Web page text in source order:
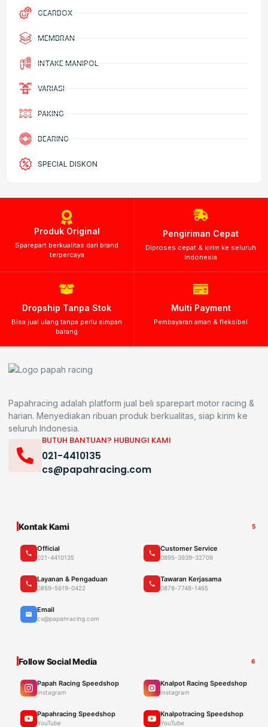
GEARBOX
MEMBRAN
INTAKE MANIPOL
VARIASI
PAKING
BEARING
SPECIAL DISKON
Produk Original
Sparepart berkualitas dari brand
terpercaya
Pengiriman Cepat
Diproses cepat & kirim ke seluruh
Indonesia
Dropship Tanpa Stok
Bisa jual ulang tanpa perlu simpan
barang
Multi Payment
Pembayaran aman & fleksibel
Papahracing adalah platform jual beli sparepart motor racing &
harian. Menyediakan ribuan produk berkualitas, siap kirim ke
seluruh Indonesia.
BUTUH BANTUAN? HUBUNGI KAMI
021-4410135
cs@papahracing.com
Kontak Kami 5
Official
021-4410135
Customer Service
0895-3939-32709
Layanan & Pengaduan
0859-5619-0422
Tawaran Kerjasama
0878-7748-1465
Email
cs@papahracing.com
Follow Social Media 6
Papah Racing Speedshop
Instagram
Knalpot Racing Speedshop
Instagram
Papahracing Speedshop
YouTube
Knalpotracing Speedshop
YouTube